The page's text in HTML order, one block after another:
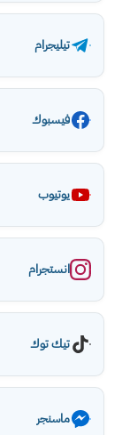
تيليجرام
فيسبوك
يوتيوب
انستجرام
تيك توك
ماسنجر